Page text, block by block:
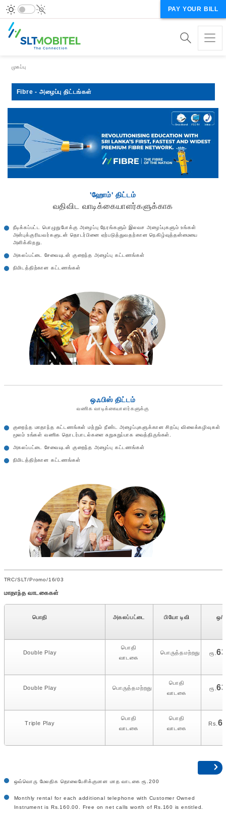
PAY YOUR BILL
Breadcrumb
முகப்பு
Fibre - அழைப்பு திட்டங்கள்
'ஹோம்' திட்டம்
வதிவிட வாடிக்கையாளர்களுக்காக
நீடிக்கப்பட்ட பொழுதுபோக்கு அழைப்பு நேரங்களும் இலவச அழைப்புகளும் உங்கள்
அன்புக்குரியவர்களுடன் தொடர்பினை ஏற்படுத்துவதற்கான நெகிழ்வுத்தன்மையை
அளிக்கிறது.
அகலப்பட்டை சேவையுடன் குறைந்த அழைப்பு கட்டணங்கள்
நிமிடத்திற்கான கட்டணங்கள்
ஒஃபிஸ் திட்டம்
வணிக வாடிக்கையாளர்களுக்கு
குறைந்த மாதாந்த கட்டணங்கள் மற்றும் நீண்ட அழைப்புகளுக்கான சிறப்பு விலைக்கழிவுகள்
மூலம் உங்கள் வணிக தொடர்பாடல்களை சுறுசுறுப்பாக வைத்திருங்கள்.
அகலப்பட்டை சேவையுடன் குறைந்த அழைப்பு கட்டணங்கள்
நிமிடத்திற்கான கட்டணங்கள்
TRC/SLT/Promo/16/03
மாதாந்த வாடகைகள்
பொதி அகலப்பட்டை பியோ டிவி ஒ/
Double Play
பொதி
வாடகை
பொருத்தமற்றது ரூ.
Double Play பொருத்தமற்றது
பொதி
வாடகை
ரூ.
Triple Play
பொதி
வாடகை
பொதி
வாடகை
Rs.
ஒவ்வொரு மேலதிக தொலைபேசிக்குமான மாத வாடகை ரூ.200
Monthly rental for each additional telephone with Customer Owned
Instrument is Rs.160.00. Free on net calls worth of Rs.160 is entitled.